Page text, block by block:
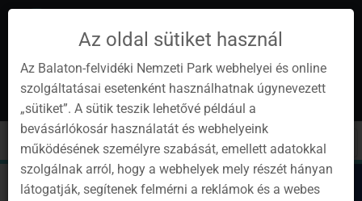
Instagram
YoutubeFacebookProgramok
Newsletter
de
Toggle
cart
Toggle
navigation
Anmelden
Az oldal sütiket használ
Az Balaton-felvidéki Nemzeti Park webhelyei és online
szolgáltatásai esetenként használhatnak úgynevezett
„sütiket”. A sütik teszik lehetővé például a
bevásárlókosár használatát és webhelyeink
működésének személyre szabását, emellett adatokkal
szolgálnak arról, hogy a webhelyek mely részét hányan
látogatják, segítenek felmérni a reklámok és a webes